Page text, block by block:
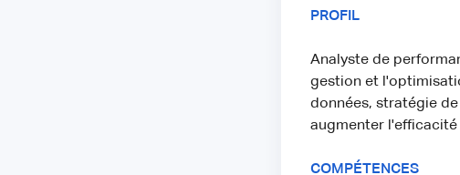
PROFIL
Analyste de
gestion et
données, stratégie
augmenter
COMPÉTENCES